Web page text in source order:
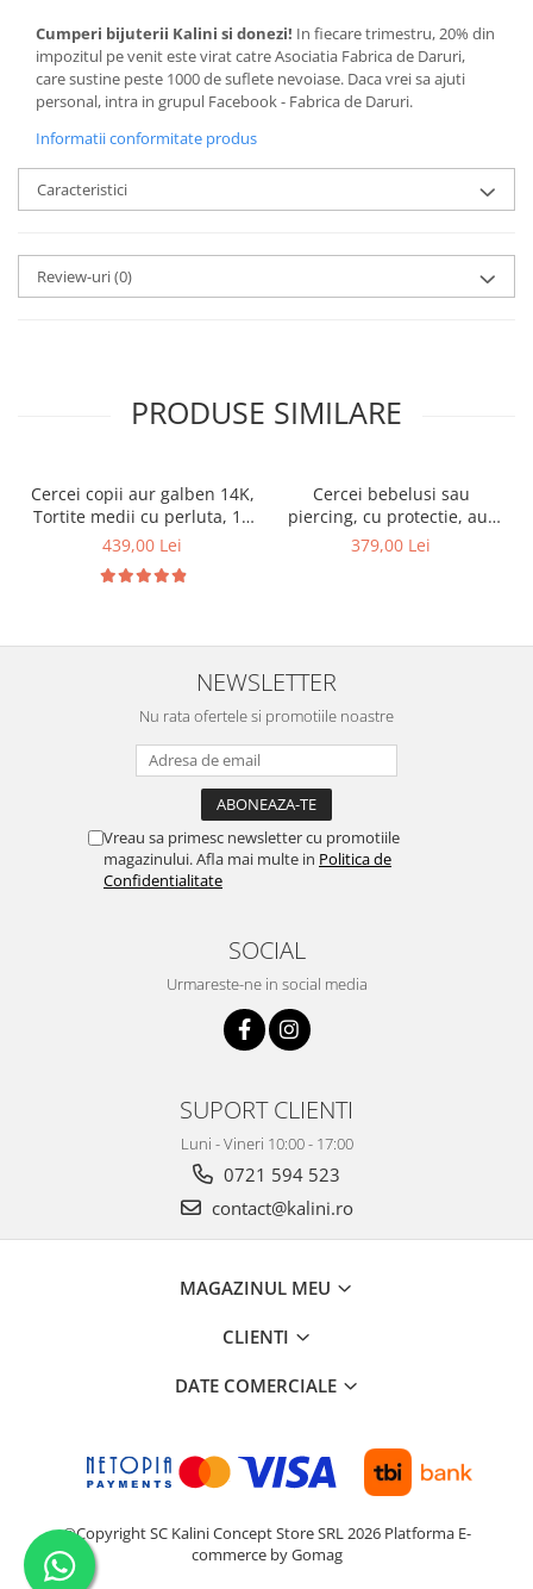
Cumperi bijuterii Kalini si donezi! In fiecare trimestru, 20% din
impozitul pe venit este virat catre Asociatia Fabrica de Daruri,
care sustine peste 1000 de suflete nevoiase. Daca vrei sa ajuti
personal, intra in grupul Facebook - Fabrica de Daruri.
Informatii conformitate produs
Caracteristici
Review-uri(0)
PRODUSE SIMILARE
Cercei copii aur galben 14K,
Tortite medii cu perluta, 10
mm
439,00 Lei
Cercei bebelusi sau
piercing, cu protectie, aur
galben 14K, Rotunzi cu opal
379,00 Lei
NEWSLETTER
Nu rata ofertele si promotiile noastre
Vreau sa primesc newsletter cu promotiile
magazinului. Afla mai multe in Politica de
Confidentialitate
SOCIAL
Urmareste-ne in social media
SUPORT CLIENTI
Luni - Vineri 10:00 - 17:00
0721 594 523
contact@kalini.ro
MAGAZINUL MEU
CLIENTI
DATE COMERCIALE
©Copyright SC Kalini Concept Store SRL 2026 Platforma E-
commerce by Gomag